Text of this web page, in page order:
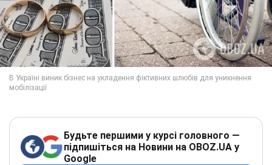
Будьте першими у курсі головного —
підпишіться на Новини на OBOZ.UA у
Google